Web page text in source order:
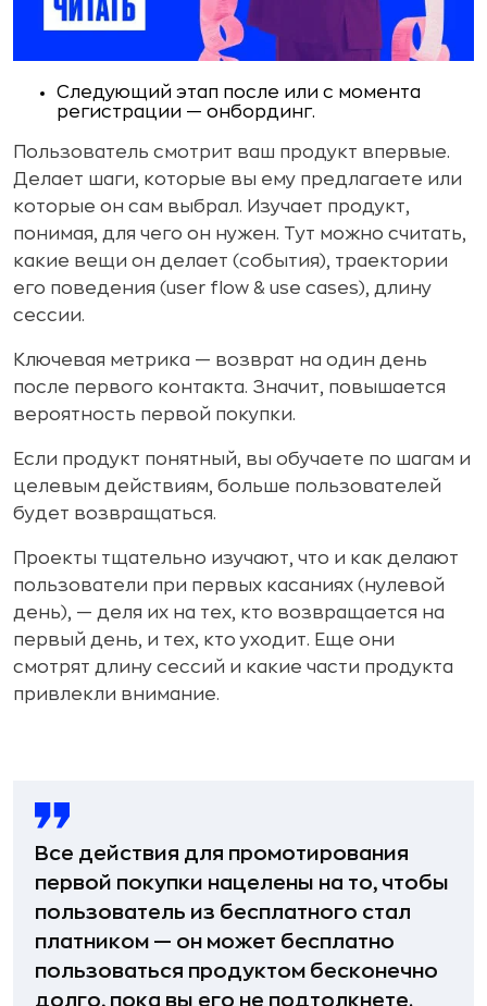
Следующий этап после или с момента
регистрации — онбординг.
Пользователь смотрит ваш продукт впервые.
Делает шаги, которые вы ему предлагаете или
которые он сам выбрал. Изучает продукт,
понимая, для чего он нужен. Тут можно считать,
какие вещи он делает (события), траектории
его поведения (user flow & use cases), длину
сессии.
Ключевая метрика — возврат на один день
после первого контакта. Значит, повышается
вероятность первой покупки.
Если продукт понятный, вы обучаете по шагам и
целевым действиям, больше пользователей
будет возвращаться.
Проекты тщательно изучают, что и как делают
пользователи при первых касаниях (нулевой
день), — деля их на тех, кто возвращается на
первый день, и тех, кто уходит. Еще они
смотрят длину сессий и какие части продукта
привлекли внимание.
Все действия для промотирования
первой покупки нацелены на то, чтобы
пользователь из бесплатного стал
платником — он может бесплатно
пользоваться продуктом бесконечно
долго, пока вы его не подтолкнете.